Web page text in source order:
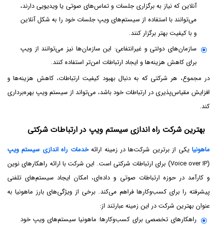
آنلاین که نیاز به برگزاری جلسات و تماس‌های صوتی یا ویدیویی دارند،
می‌توانند با استفاده از سیستم‌های ویپ جلسات خود را به شکل آنلاین
و با کیفیت بهتر برگزار کنند.
سازمان‌های دولتی و غیرانتفاعی: این سازمان‌ها نیز می‌توانند از ویپ
برای کاهش هزینه‌ها و ایجاد ارتباطات امن‌تر استفاده کنند.
در مجموع، هر شرکتی که به دنبال بهبود کیفیت ارتباطات، کاهش هزینه‌ها و
افزایش مقیاس‌پذیری در ارتباطات خود باشد، می‌تواند از سیستم ویپ بهره‌برداری
کند.
بهترین شرکت راه اندازی سیستم ویپ در ارتباطات شرکتی
ماهونیایکی از برترین شرکت‌ها در زمینه ارائهخدمات راه اندازی سیستم ویپ
(Voice over IP) برای ارتباطات شرکتی است. این شرکت با ارائه راهکارهای نوین
و کارآمد در حوزه ارتباطات صوتی و داده‌ای، امکان ایجاد سیستم‌های تلفنی
پیشرفته را برای کسب‌وکارها فراهم می‌کند. برخی از ویژگی‌های بارز ماهونیا به
عنوان بهترین شرکت در این زمینه عبارتند از:
راهکارهای تخصصی برای کسب‌وکارها: ماهونیا سیستم‌های ویپ خود